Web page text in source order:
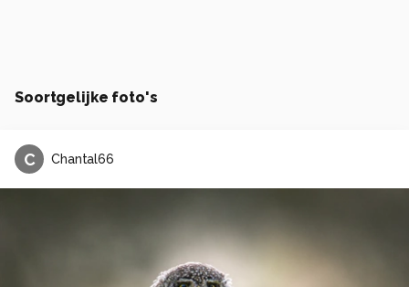
Soortgelijke foto's
C Chantal66